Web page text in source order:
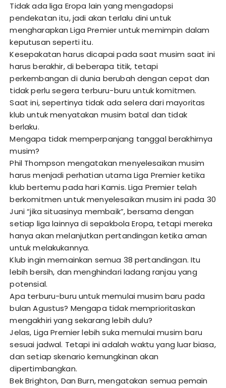
Tidak ada liga Eropa lain yang mengadopsi
pendekatan itu, jadi akan terlalu dini untuk
mengharapkan Liga Premier untuk memimpin dalam
keputusan seperti itu.
Kesepakatan harus dicapai pada saat musim saat ini
harus berakhir, di beberapa titik, tetapi
perkembangan di dunia berubah dengan cepat dan
tidak perlu segera terburu-buru untuk komitmen.
Saat ini, sepertinya tidak ada selera dari mayoritas
klub untuk menyatakan musim batal dan tidak
berlaku.
Mengapa tidak memperpanjang tanggal berakhirnya
musim?
Phil Thompson mengatakan menyelesaikan musim
harus menjadi perhatian utama Liga Premier ketika
klub bertemu pada hari Kamis. Liga Premier telah
berkomitmen untuk menyelesaikan musim ini pada 30
Juni “jika situasinya membaik”, bersama dengan
setiap liga lainnya di sepakbola Eropa, tetapi mereka
hanya akan melanjutkan pertandingan ketika aman
untuk melakukannya.
Klub ingin memainkan semua 38 pertandingan. Itu
lebih bersih, dan menghindari ladang ranjau yang
potensial.
Apa terburu-buru untuk memulai musim baru pada
bulan Agustus? Mengapa tidak memprioritaskan
mengakhiri yang sekarang lebih dulu?
Jelas, Liga Premier lebih suka memulai musim baru
sesuai jadwal. Tetapi ini adalah waktu yang luar biasa,
dan setiap skenario kemungkinan akan
dipertimbangkan.
Bek Brighton, Dan Burn, mengatakan semua pemain